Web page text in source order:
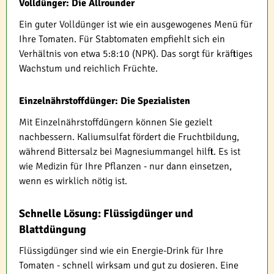
Volldünger: Die Allrounder
Ein guter Volldünger ist wie ein ausgewogenes Menü für
Ihre Tomaten. Für Stabtomaten empfiehlt sich ein
Verhältnis von etwa 5:8:10 (NPK). Das sorgt für kräftiges
Wachstum und reichlich Früchte.
Einzelnährstoffdünger: Die Spezialisten
Mit Einzelnährstoffdüngern können Sie gezielt
nachbessern. Kaliumsulfat fördert die Fruchtbildung,
während Bittersalz bei Magnesiummangel hilft. Es ist
wie Medizin für Ihre Pflanzen - nur dann einsetzen,
wenn es wirklich nötig ist.
Schnelle Lösung: Flüssigdünger und
Blattdüngung
Flüssigdünger sind wie ein Energie-Drink für Ihre
Tomaten - schnell wirksam und gut zu dosieren. Eine